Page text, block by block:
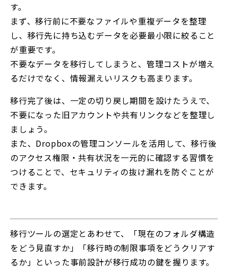
す。
まず、移行前に不要なファイルや重複データを整理
し、移行先に持ち込むデータを必要最小限に絞ること
が重要です。
不要なデータを移行してしまうと、管理コストが増え
るだけでなく、情報漏えいリスクも高まります。
移行完了後は、一定の切り戻し期間を設けたうえで、
不要になった旧アカウントや共有リンクなどを整理し
ましょう。
また、Dropboxの管理コンソールを活用して、移行後
のアクセス権限・共有状況を一元的に確認する習慣を
つけることで、セキュリティの抜け漏れを防ぐことが
できます。
移行ツールの選定とあわせて、「現在のフォルダ構造
をどう見直すか」「移行時の制限事項をどうクリアす
るか」といった事前設計が移行成功の鍵を握ります。